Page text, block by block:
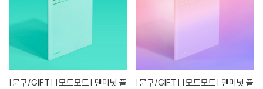
[문구/GIFT] [문구/GIFT]